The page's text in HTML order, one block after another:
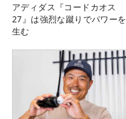
アディダス『コードカオス
27』は強烈な蹴りでパワーを
生む